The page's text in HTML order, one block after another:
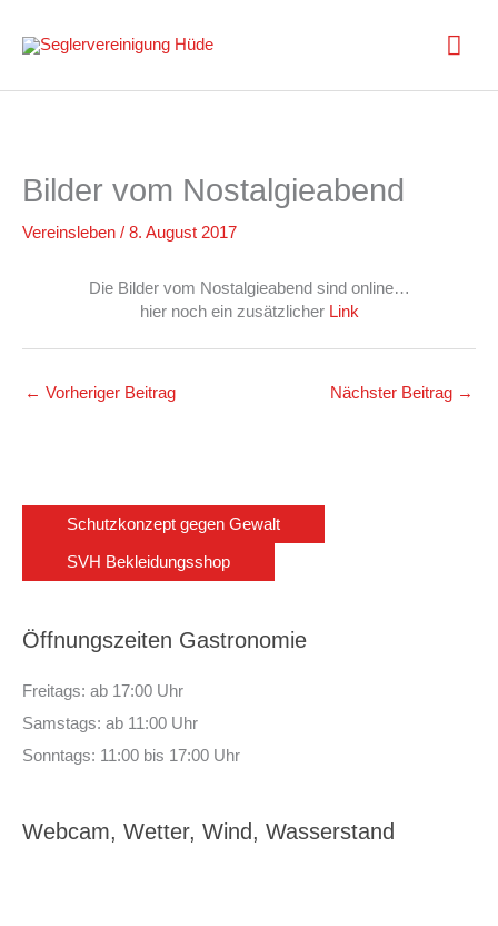
Inhalt
springen
Bilder vom Nostalgieabend
Vereinsleben / 8. August 2017
Die Bilder vom Nostalgieabend sind online…
hier noch ein zusätzlicherLink
← Vorheriger Beitrag Nächster Beitrag →
Schutzkonzept gegen Gewalt
SVH Bekleidungsshop
Öffnungszeiten Gastronomie
Freitags: ab 17:00 Uhr
Samstags: ab 11:00 Uhr
Sonntags: 11:00 bis 17:00 Uhr
Webcam, Wetter, Wind, Wasserstand